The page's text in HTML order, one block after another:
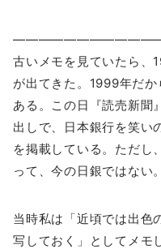
古いメモを見ていたら、
が出てきた。1999年だ
ある。この日『読売新聞
出しで、日本銀行を笑い
を掲載している。ただし
って、今の日銀ではない
当時私は「近頃では出色
写しておく」としてメモ